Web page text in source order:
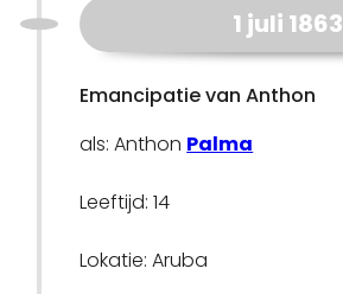
1 juli 1863
Emancipatie van Anthon
als: Anthon Palma
Leeftijd: 14
Lokatie: Aruba